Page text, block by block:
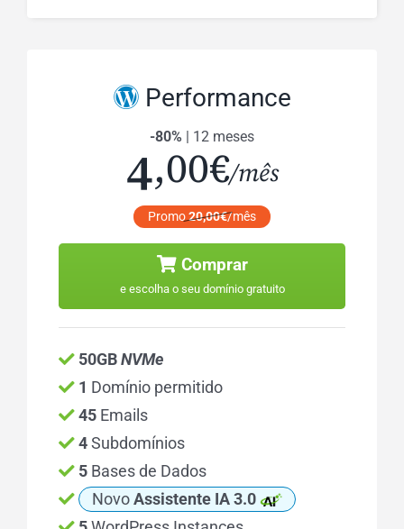
Performance
-80% | 12 meses
4,00€/mês
Promo20,00€/mês
Comprar
e escolha o seu domínio gratuito
50GB NVMe
1 Domínio permitido
45Emails
4Subdomínios
5Bases de Dados
Novo Assistente IA 3.0